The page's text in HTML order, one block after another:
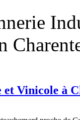
Vinicole à